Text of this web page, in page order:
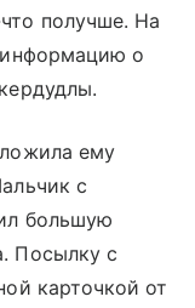
получше. На
информацию о
ему
с
большую
Посылку с
карточкой от